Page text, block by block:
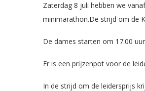
Zaterdag 8 juli hebben we
minimarathon.De strijd om de
De dames starten om 17.00
Er is een prijzenpot voor de
In de strijd om de leidersprijs